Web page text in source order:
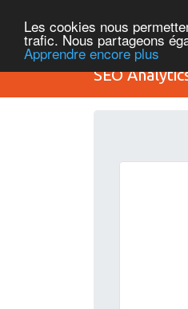
Les cookies nous
trafic. Nous partageons
Apprendre encore plus
SEO